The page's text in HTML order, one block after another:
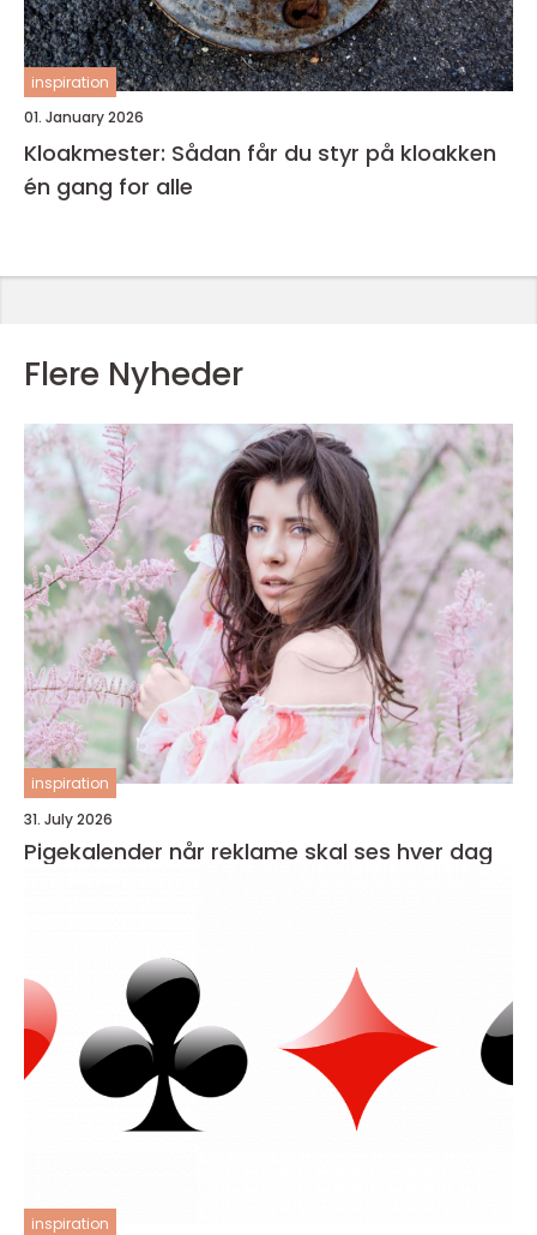
inspiration
01. January 2026
Kloakmester: Sådan får du styr på kloakken
én gang for alle
Flere Nyheder
inspiration
31. July 2026
Pigekalender når reklame skal ses hver dag
inspiration